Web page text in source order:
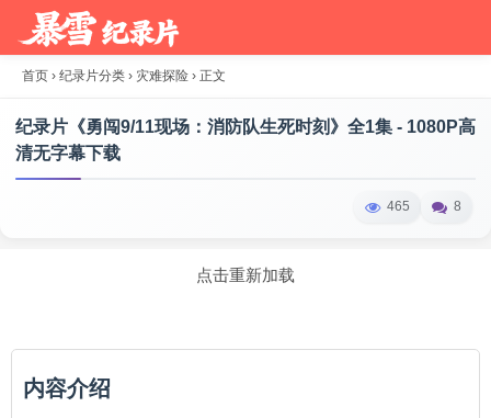
首页 › 纪录片分类 › 灾难探险 › 正文
纪录片《勇闯9/11现场：消防队生死时刻》全1集 - 1080P高
清无字幕下载
465 8
点击重新加载
内容介绍